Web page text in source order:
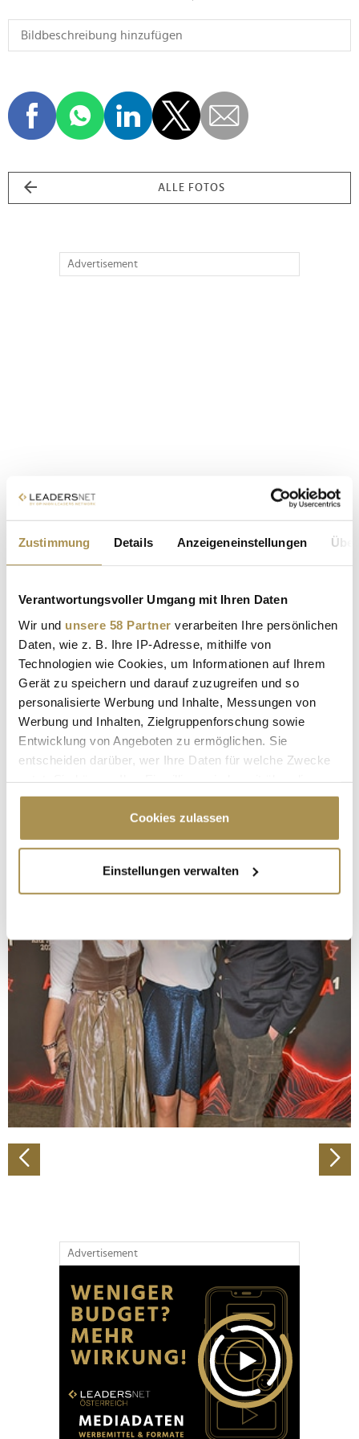
Zustimmung Details Anzeigeneinstellungen
Verantwortungsvoller Umgang mit Ihren Daten
Wir und unsere 58 Partner verarbeiten Ihre persönlichen
Daten, wie z. B. Ihre IP-Adresse, mithilfe von
Technologien wie Cookies, um Informationen auf Ihrem
Gerät zu speichern und darauf zuzugreifen und so
personalisierte Werbung und Inhalte, Messungen von
Werbung und Inhalten, Zielgruppenforschung sowie
Entwicklung von Angeboten zu ermöglichen. Sie
entscheiden darüber, wer Ihre Daten für welche Zwecke
Cookie-Erklärung oder durch Klicken auf das Privacy
Trigger Symbol ändern oder widerrufen
Informationen über Ihre geografische Lage
erfassen, welche bis auf einige Meter genau sein
bestimmten Merkmalen (Fingerprinting) identifizieren
Erfahren Sie mehr darüber, wie Ihre persönlichen Daten
verarbeitet werden, und legen Sie Ihre Präferenzen im
Abschnitt Einzelheitenfest.
Wir verwenden Cookies, um Inhalte und Anzeigen zu
personalisieren, Funktionen für soziale Medien anbieten
zu können und die Zugriffe auf unsere Website zu
analysieren. Außerdem geben wir Informationen zu Ihrer
Verwendung unserer Website an unsere Partner für
soziale Medien, Werbung und Analysen weiter. Unsere
Partner führen diese Informationen möglicherweise mit
Cookies zulassen
Einstellungen verwalten
ALLE FOTOS
Advertisement
Advertisement